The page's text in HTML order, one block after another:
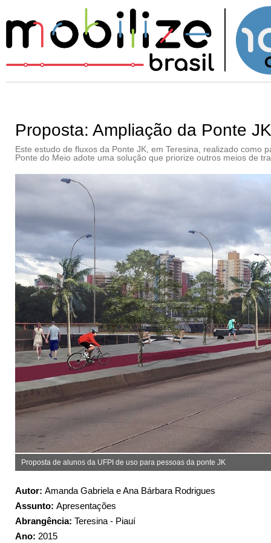
Proposta: Ampliação da Ponte
Este estudo de fluxos da Ponte JK, em Teresina, realizado
Ponte do Meio adote uma solução que priorize outros meios de
Proposta de alunos da UFPI de uso para pessoas da ponte JK
Autor: Amanda Gabriela e Ana Bárbara Rodrigues
Assunto: Apresentações
Abrangência: Teresina - Piauí
Ano: 2015